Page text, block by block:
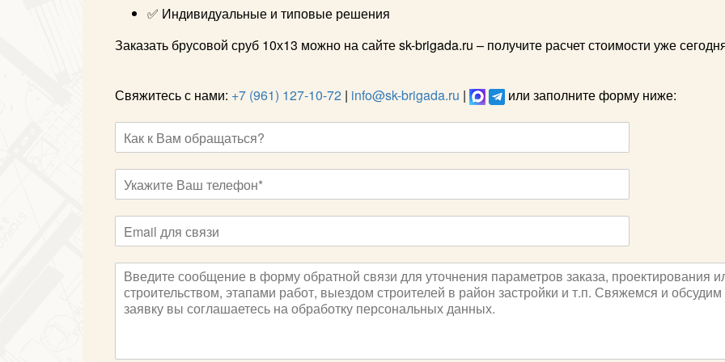
✅ Индивидуальные и типовые решения
Заказать брусовой сруб 10х13 можно на сайте sk-brigada.ru – получите расчет стоимости уже
Свяжитесь с нами: +7 (961) 127-10-72 | info@sk-brigada.ru | или заполните форму ниже: